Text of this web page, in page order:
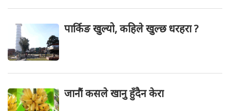
पार्किङ खुल्यो, कहिले खुल्छ धरहरा ?
जानौं कसले खानु हुँदैन केरा